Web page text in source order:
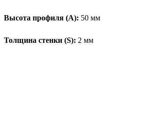
Высота профиля (А): 50 мм
Толщина стенки (S): 2 мм